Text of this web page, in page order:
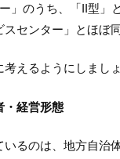
」のうち、「II型」
センター」とほぼ
えるようにしましょ
・経営形態
るのは、地方自治